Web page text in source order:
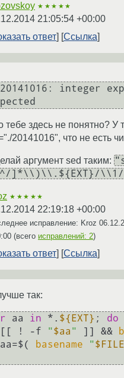
★★★★★
21:05:54 +00:00
ответ
Ссылка
integer
тебе здесь не понятно? У
20141016", что не есть
аргумент sed таким:
]*\\)\\.${EXT}/\\1/
★★★★★
22:19:18 +00:00
исправление: Kroz
(всего исправлений: 2)
ответ Ссылка
так:
aa in *. ${EXT} ; do
  [[ ! -f
"$aa " ]] &&
  aa=$(
basename "$FILE